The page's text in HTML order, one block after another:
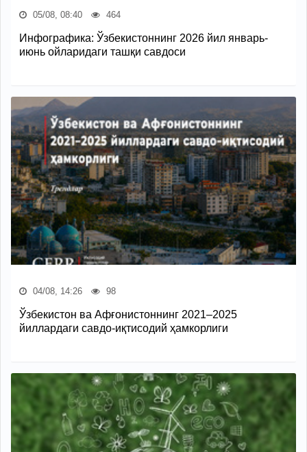
05/08, 08:40 464
Инфографика: Ўзбекистоннинг 2026 йил январь-
июнь ойларидаги ташқи савдоси
04/08, 14:26 98
Ўзбекистон ва Афғонистоннинг 2021–2025
йиллардаги савдо-иқтисодий ҳамкорлиги